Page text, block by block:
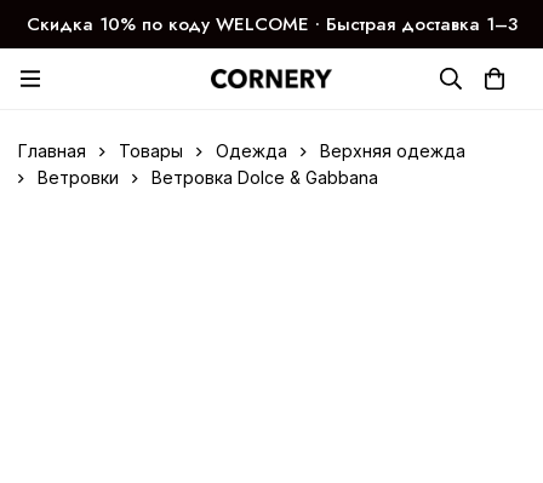
Скидка 10% по коду WELCOME ∙ Быстрая доставка 1–3
дня
Главная Товары Одежда
Верхняя одежда
Ветровки
Ветровка Dolce & Gabbana